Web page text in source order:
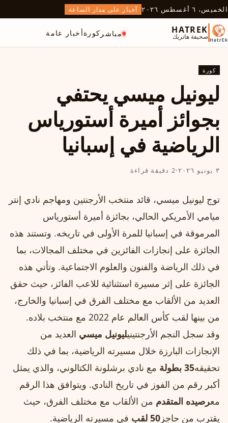
الخميس، ٦ أغسطس ٢٠٢٦ أخبار على مدار الساعة
HATREK
صحيفة هاتريك مباشر كورةأخبار عامة
كورة
ليونيل ميسي يحتفي
بجوائز أميرة أستورياس
الرياضية في إسبانيا
٣ يونيو ٢٠٢٦ ·2 دقيقة قراءة
توج ليونيل ميسي، قائد منتخب الأرجنتين ومهاجم نادي إنتر
ميامي الأمريكي الحالي، بجائزة أميرة أستورياس
المرموقة في إسبانيا للمرة الأولى في تاريخه. وتستند هذه
الجائزة على إنجازات الفائزين في مختلف المجالات، بما
في ذلك الرياضة والفنون والعلوم الاجتماعية. وتأتي هذه
الجائزة على إثر مسيرة استثنائية للاعب الفائز، حيث حقق
العديد من الألقاب مع مختلف الفرق في إسبانيا والخارج،
من بينها لقب كأس العالم عام 2022 مع منتخب بلاده.
وقد سجل النجم الأرجنتينيليونيل ميسي العديد من
الإنجازات البارزة خلال مسيرته الرياضية، بما في ذلك
تحقيقه35 بطولة
مع نادي برشلونة الكتالوني، والذي يمثل
أكبر رقم من الفوز في تاريخ النادي. ويتوافق هذا الرقم
معرصيده المتقدم من الألقاب مع مختلف الفرق، حيث
يقترب من حاجز 50 لقب
في مسيرته الرياضية.